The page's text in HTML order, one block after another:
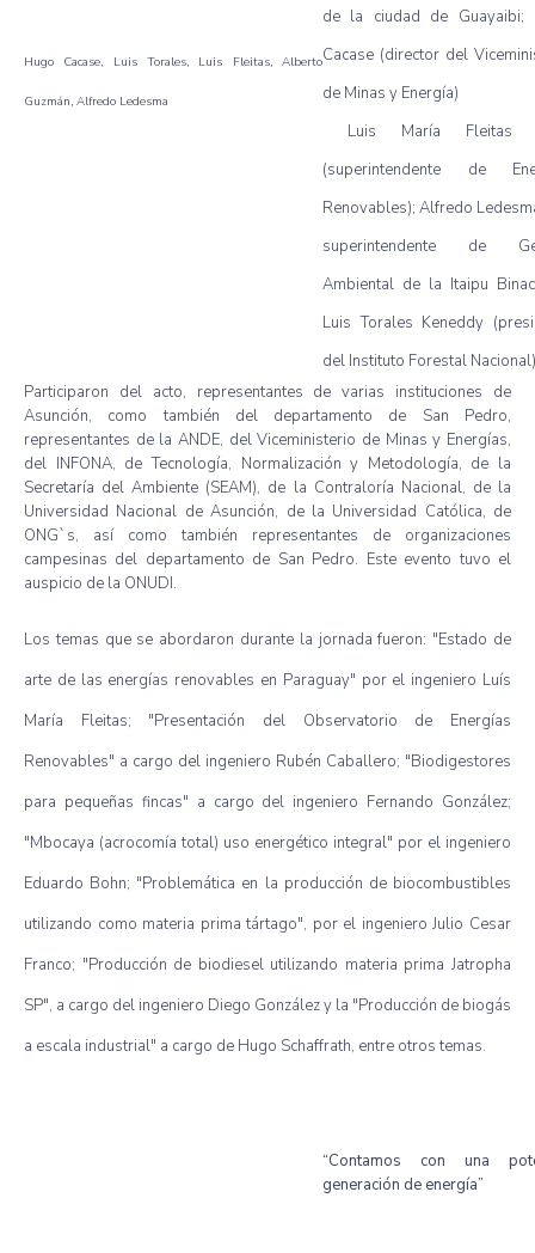
Hugo Cacase, Luis Torales, Luis Fleitas, Alberto
Guzmán, Alfredo Ledesma
de la ciudad de Guayaibi;
Cacase (director del
de Minas y Energía)
Luis María Fleitas
(superintendente de
Renovables); Alfredo
superintendente de
Ambiental de la Itaipu
Luis Torales Keneddy
del Instituto Forestal
Participaron del acto, representantes de varias instituciones de
Asunción, como también del departamento de San Pedro,
representantes de la ANDE, del Viceministerio de Minas y Energías,
del INFONA, de Tecnología, Normalización y Metodología, de la
Secretaría del Ambiente (SEAM), de la Contraloría Nacional, de la
Universidad Nacional de Asunción, de la Universidad Católica, de
ONG`s, así como también representantes de organizaciones
campesinas del departamento de San Pedro. Este evento tuvo el
auspicio de la ONUDI.
Los temas que se abordaron durante la jornada fueron: "Estado de
arte de las energías renovables en Paraguay" por el ingeniero Luís
María Fleitas; "Presentación del Observatorio de Energías
Renovables" a cargo del ingeniero Rubén Caballero; "Biodigestores
para pequeñas fincas" a cargo del ingeniero Fernando González;
"Mbocaya (acrocomía total) uso energético integral" por el ingeniero
Eduardo Bohn; "Problemática en la producción de biocombustibles
utilizando como materia prima tártago", por el ingeniero Julio Cesar
Franco; "Producción de biodiesel utilizando materia prima Jatropha
SP", a cargo del ingeniero Diego González y la "Producción de biogás
a escala industrial" a cargo de Hugo Schaffrath, entre otros temas.
“Contamos con una
generación de energía”